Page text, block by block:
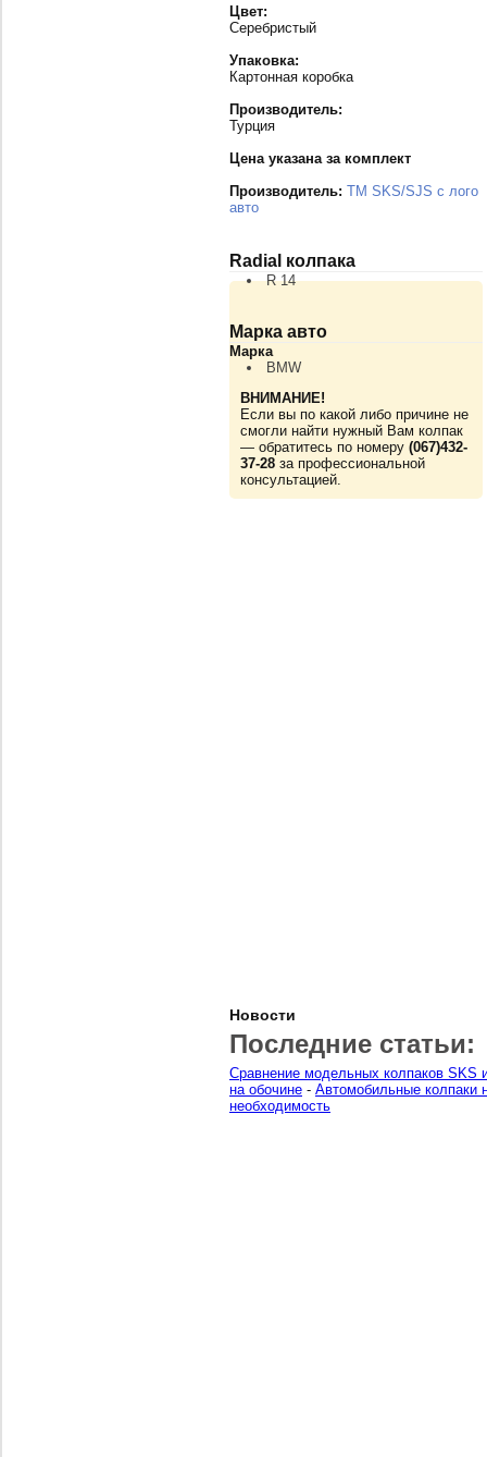
Цвет:
Серебристый
Упаковка:
Картонная коробка
Производитель:
Турция
Цена указана за комплект
Производитель: TM SKS/SJS с лого
авто
Radial колпака
R 14
Марка авто
Марка
BMW
ВНИМАНИЕ!
Если вы по какой либо причине не
смогли найти нужный Вам колпак
— обратитесь по номеру (067)432-
37-28 за профессиональной
консультацией.
Новости
Последние статьи:
Сравнение модельных колпаков SKS
на обочине - Автомобильные колпаки
необходимость